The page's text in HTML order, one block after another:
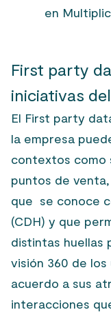
en
First party
iniciativas
El First party
la empresa
contextos como
puntos de
que se conoce
(CDH) y que
distintas huellas
visión 360 de los
acuerdo a sus
interacciones